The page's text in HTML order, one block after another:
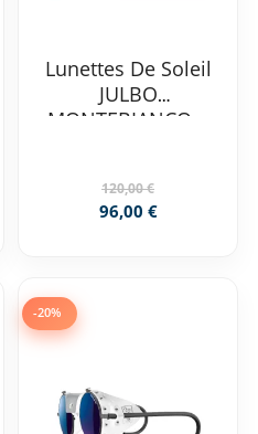
Lunettes De Soleil
JULBO
MONTEBIANCO...
120,00 €
96,00 €
-20%